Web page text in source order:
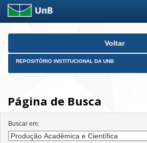
Skip
Voltar
REPOSITÓRIO INSTITUCIONAL DA UNB
Página de Busca
Buscar em: